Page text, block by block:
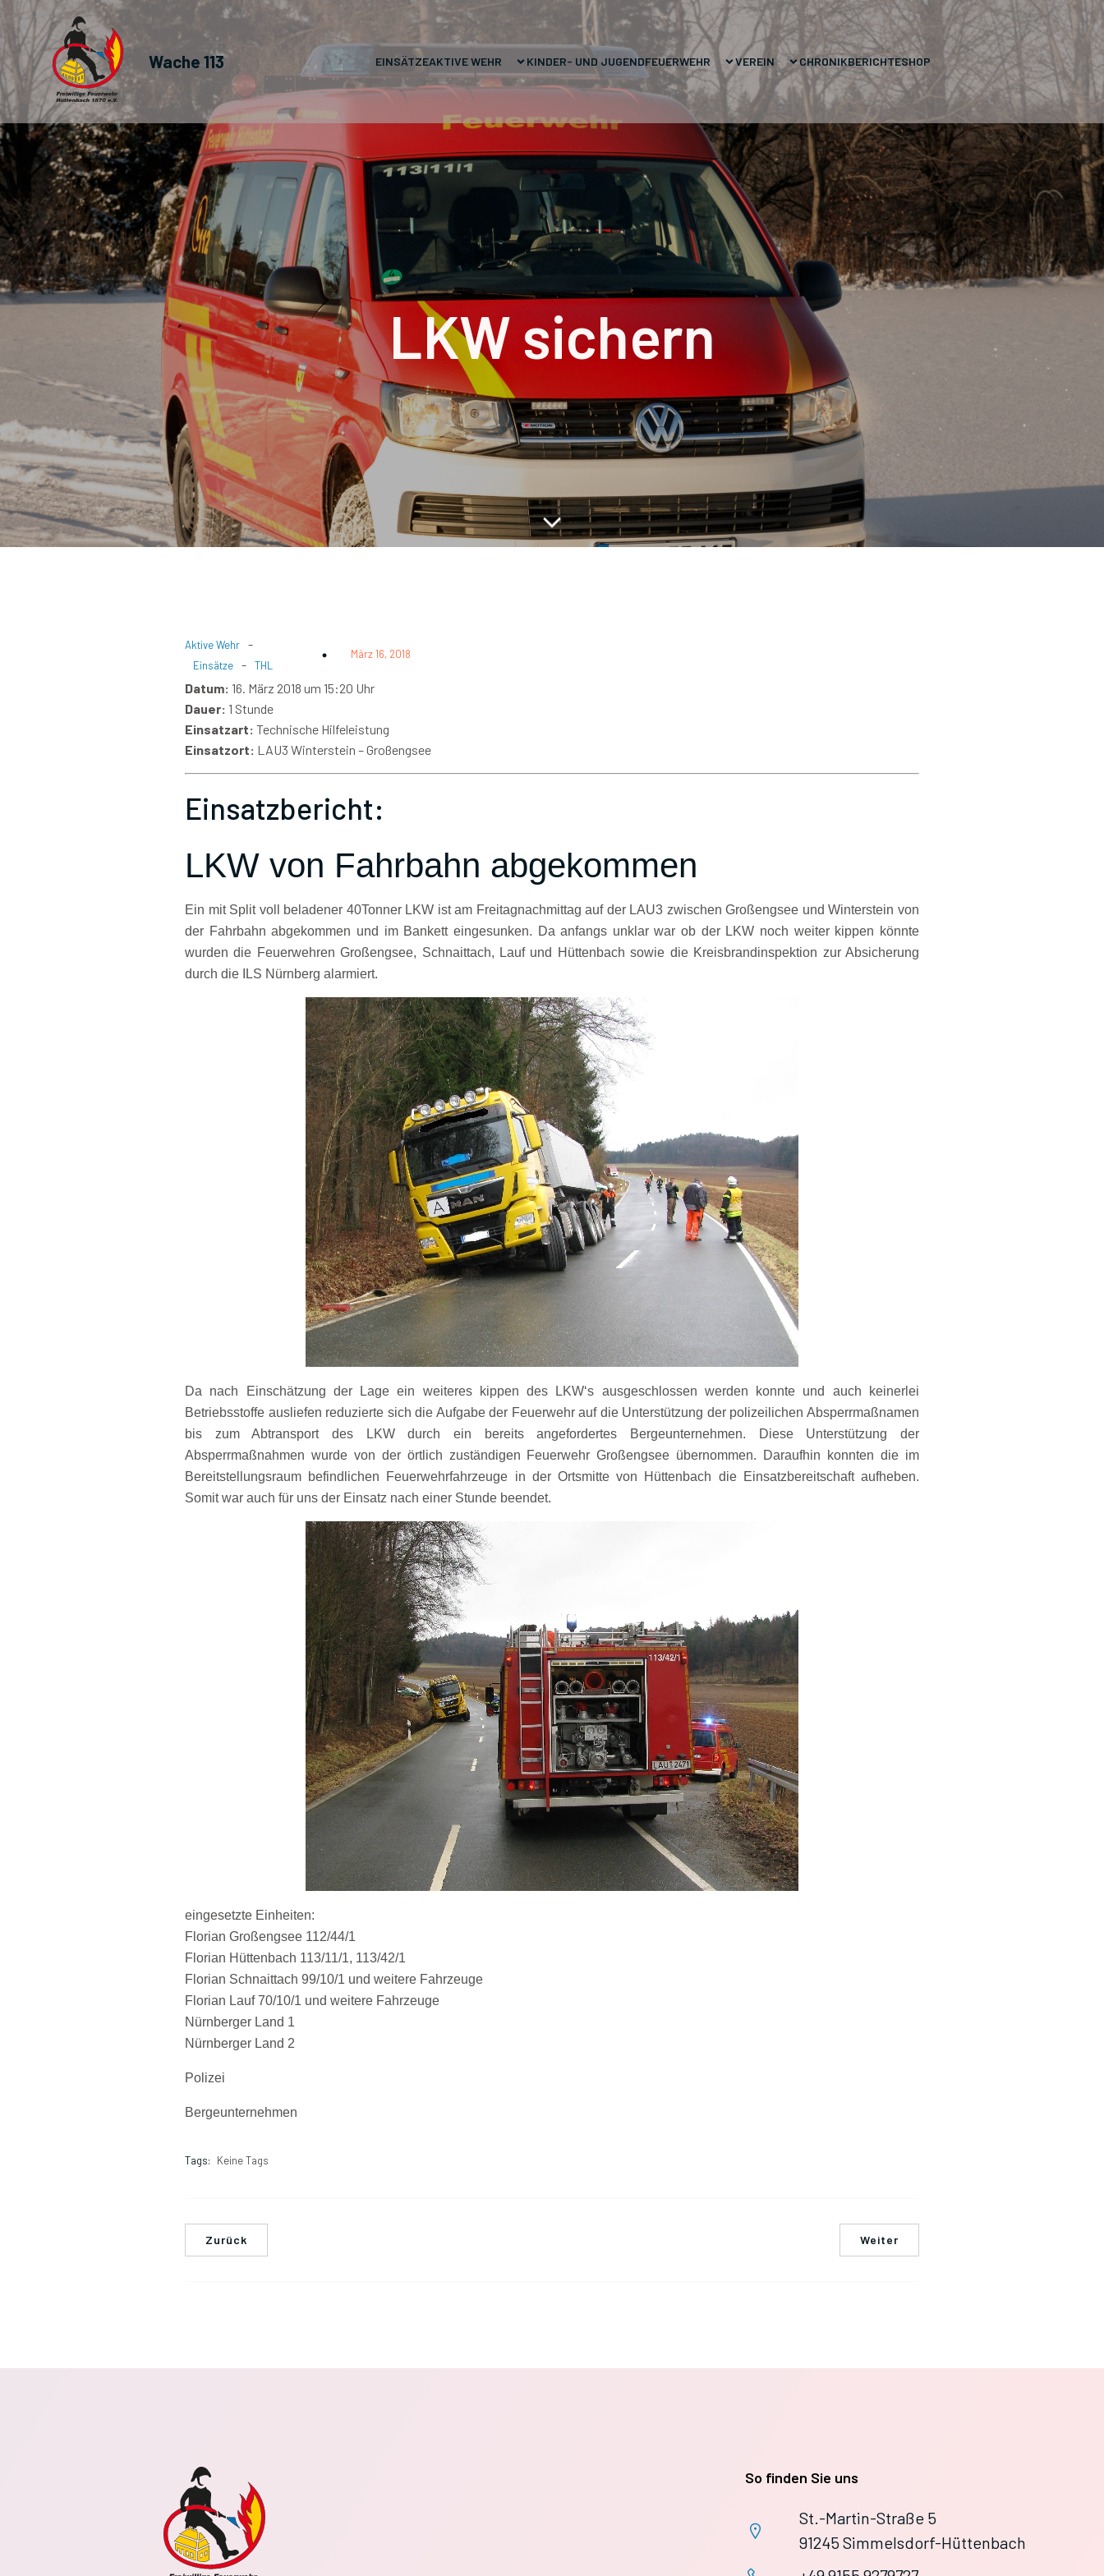
Wache 113 EINSÄTZEAKTIVE WEHR KINDER- UND JUGENDFEUERWEHR VEREIN CHRONIKBERICHTESHOP
LKW sichern
Aktive Wehr -
Einsätze - THL
März 16, 2018
Datum: 16. März 2018 um 15:20 Uhr
Dauer: 1 Stunde
Einsatzart: Technische Hilfeleistung
Einsatzort: LAU3 Winterstein – Großengsee
Einsatzbericht:
LKW von Fahrbahn abgekommen
Ein mit Split voll beladener 40Tonner LKW ist am Freitagnachmittag auf der LAU3 zwischen Großengsee und Winterstein von
der Fahrbahn abgekommen und im Bankett eingesunken. Da anfangs unklar war ob der LKW noch weiter kippen könnte
wurden die Feuerwehren Großengsee, Schnaittach, Lauf und Hüttenbach sowie die Kreisbrandinspektion zur Absicherung
durch die ILS Nürnberg alarmiert.
Da nach Einschätzung der Lage ein weiteres kippen des LKW‘s ausgeschlossen werden konnte und auch keinerlei
Betriebsstoffe ausliefen reduzierte sich die Aufgabe der Feuerwehr auf die Unterstützung der polizeilichen Absperrmaßnamen
bis zum Abtransport des LKW durch ein bereits angefordertes Bergeunternehmen. Diese Unterstützung der
Absperrmaßnahmen wurde von der örtlich zuständigen Feuerwehr Großengsee übernommen. Daraufhin konnten die im
Bereitstellungsraum befindlichen Feuerwehrfahrzeuge in der Ortsmitte von Hüttenbach die Einsatzbereitschaft aufheben.
Somit war auch für uns der Einsatz nach einer Stunde beendet.
eingesetzte Einheiten:
Florian Großengsee 112/44/1
Florian Hüttenbach 113/11/1, 113/42/1
Florian Schnaittach 99/10/1 und weitere Fahrzeuge
Florian Lauf 70/10/1 und weitere Fahrzeuge
Nürnberger Land 1
Nürnberger Land 2
Polizei
Bergeunternehmen
Tags: Keine Tags
Zurück Weiter
So finden Sie uns
St.-Martin-Straße 5
91245 Simmelsdorf-Hüttenbach